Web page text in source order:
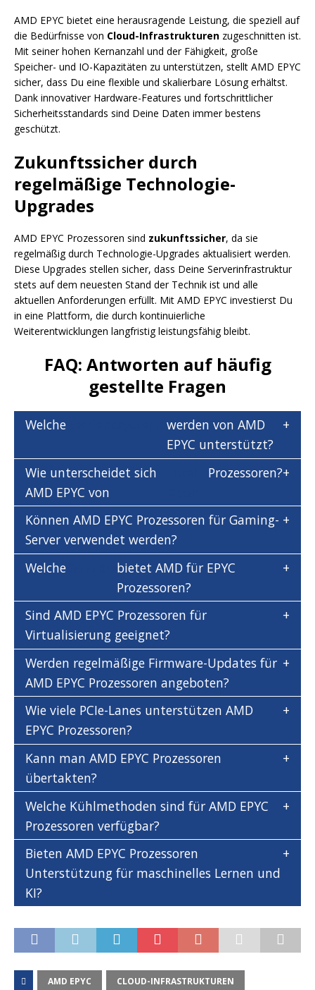
AMD EPYC bietet eine herausragende Leistung, die speziell auf
die Bedürfnisse von Cloud-Infrastrukturen zugeschnitten ist.
Mit seiner hohen Kernanzahl und der Fähigkeit, große
Speicher- und IO-Kapazitäten zu unterstützen, stellt AMD EPYC
sicher, dass Du eine flexible und skalierbare Lösung erhältst.
Dank innovativer Hardware-Features und fortschrittlicher
Sicherheitsstandards sind Deine Daten immer bestens
geschützt.
Zukunftssicher durch
regelmäßige Technologie-
Upgrades
AMD EPYC Prozessoren sind zukunftssicher, da sie
regelmäßig durch Technologie-Upgrades aktualisiert werden.
Diese Upgrades stellen sicher, dass Deine Serverinfrastruktur
stets auf dem neuesten Stand der Technik ist und alle
aktuellen Anforderungen erfüllt. Mit AMD EPYC investierst Du
in eine Plattform, die durch kontinuierliche
Weiterentwicklungen langfristig leistungsfähig bleibt.
FAQ: Antworten auf häufig
gestellte Fragen
Welche
werden von AMD
EPYC unterstützt?
Wie unterscheidet sich
AMD EPYC von
Prozessoren?
Können AMD EPYC Prozessoren für Gaming-
Server verwendet werden?
Welche
bietet AMD für EPYC
Prozessoren?
Sind AMD EPYC Prozessoren für
Virtualisierung geeignet?
Werden regelmäßige Firmware-Updates für
AMD EPYC Prozessoren angeboten?
Wie viele PCIe-Lanes unterstützen AMD
EPYC Prozessoren?
Kann man AMD EPYC Prozessoren
übertakten?
Welche Kühlmethoden sind für AMD EPYC
Prozessoren verfügbar?
Bieten AMD EPYC Prozessoren
Unterstützung für maschinelles Lernen und
KI?
AMD EPYC CLOUD-INFRASTRUKTUREN